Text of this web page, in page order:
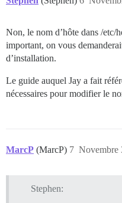
Non, le nom d’hôte dans /etc/
important, on vous
d’installation.
Le guide auquel Jay a fait
nécessaires pour modifier le
MarcP (MarcP) Novembre
7
Stephen: